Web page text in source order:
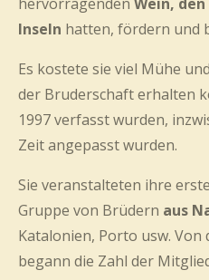
Inseln hatten, fördern und
Es kostete sie viel Mühe
der Bruderschaft erhalten
1997 verfasst wurden,
Zeit angepasst wurden.
Sie veranstalteten ihre
Gruppe von Brüdern aus
Katalonien, Porto usw. Von
begann die Zahl der